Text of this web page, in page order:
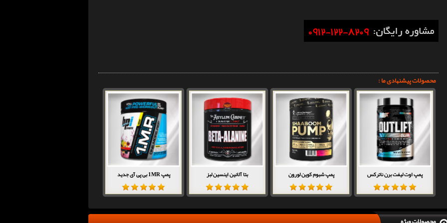
محصولات پیشنهادی ما :
پمپ اوت لیفت برن ناترکس پمپ شبوم کوین لورون بتا آلانین اینسین لبز پمپ 1MR بی پی آی جدید